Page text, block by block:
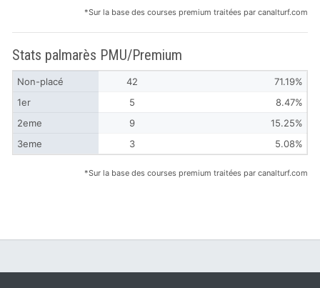
*Sur la base des courses premium traitées par canalturf.com
Stats palmarès PMU/Premium
Non-placé 42
71.19%
1er
5
8.47%
2eme
9
15.25%
3eme
3 5.08%
*Sur la base des courses premium traitées par canalturf.com